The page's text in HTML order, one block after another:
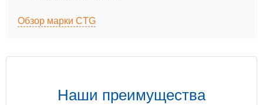
Обзор марки CTG
Наши преимущества